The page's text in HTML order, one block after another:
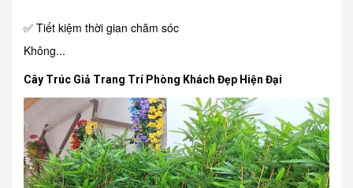
✅ Tiết kiệm thời gian chăm sóc
Không...
Cây Trúc Giả Trang Trí Phòng Khách Đẹp Hiện Đại